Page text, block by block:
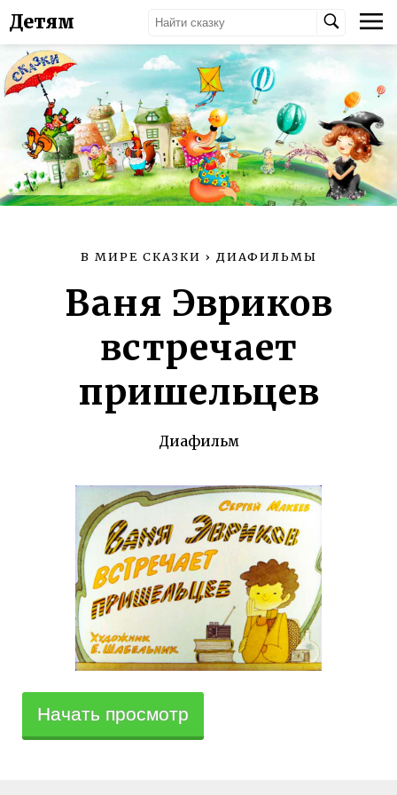
Детям
В МИРЕ СКАЗКИ › ДИАФИЛЬМЫ
Ваня Эвриков
встречает
пришельцев
Диафильм
Начать просмотр